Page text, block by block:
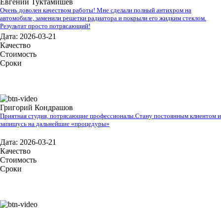
Очень доволен качеством работы! Мне сделали полный антихром на
автомобиле, заменили решетки радиатора и покрыли его жидким стеклом.
Результат просто потрясающий!
Дата: 2026-03-21
Качество
Стоимость
Сроки
Григорий Кондрашов
Приятная студия, потрясающие профессионалы.Стану постоянным клиентом и
запишусь на дальнейшие «процедуры»
Дата: 2026-03-21
Качество
Стоимость
Сроки